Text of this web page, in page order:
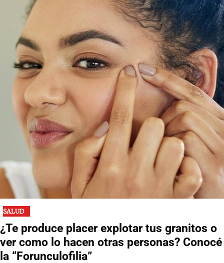
SALUD
¿Te produce placer explotar tus granitos o
ver como lo hacen otras personas? Conocé
la “Forunculofilia”